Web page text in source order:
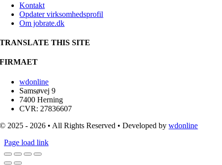
Kontakt
Opdater virksomhedsprofil
Om jobrate.dk
TRANSLATE THIS SITE
FIRMAET
wdonline
Samsøvej 9
7400 Herning
CVR: 27836607
© 2025 - 2026 • All Rights Reserved • Developed bywdonline
Page load link